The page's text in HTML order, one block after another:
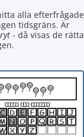
alla efterfrågade
tidsgräns. Är
- då visas de rätta